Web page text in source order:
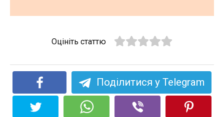
Оцініть статтю
Поділитися у Telegram